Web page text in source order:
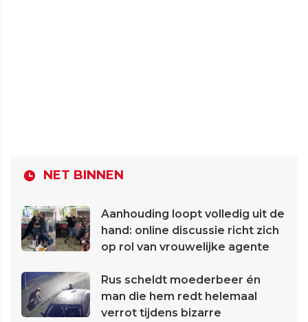
NET BINNEN
Aanhouding loopt volledig uit de
hand: online discussie richt zich
op rol van vrouwelijke agente
Rus scheldt moederbeer én
man die hem redt helemaal
verrot tijdens bizarre